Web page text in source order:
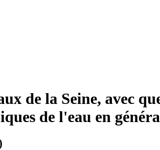
de la Seine, avec
de l'eau en